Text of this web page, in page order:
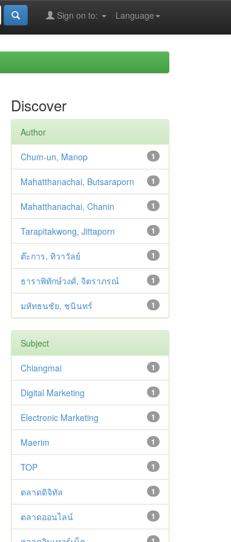
Language
Sign on to:
Discover
Author
1
Chum-un, Manop
1
Mahatthanachai, Butsaraporn
1
Mahatthanachai, Chanin
1
Tarapitakwong, Jittaporn
1
ต๊ะการ, ทิวาวัลย์
1
ธาราพิทักษ์วงศ์, จิตราภรณ์
1
มหัทธนชัย, ชนินทร์
Subject
1
Chiangmai
1
Digital Marketing
1
Electronic Marketing
1
Maerim
1
TOP
1
ตลาดดิจิทัล
1
ตลาดออนไลน์